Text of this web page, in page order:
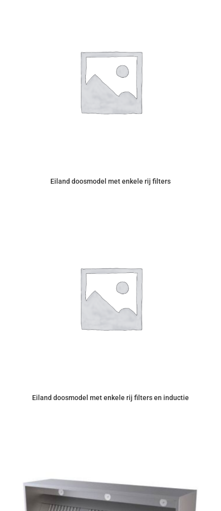
Eiland doosmodel met enkele rij filters
Eiland doosmodel met enkele rij filters en inductie